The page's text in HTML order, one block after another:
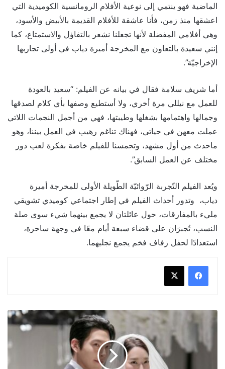
الماضية فهو ينتمي إلى نوعية الأفلام الرومانسية الكوميدية التي
اعشقها منذ زمن، فأنا عاشقة للأفلام القديمة بالأبيض والأسود،
وهي أفلامي المفضلة لأنها تجعلنا نشعر بالتفاؤل والاستمتاع، كما
إنني سعيدة بالتعاون مع المخرجة أميرة دياب في أولى تجاربها
الإخراجيّة”.
أما شريف سلامة فقال في بيانه عن الفيلم: “سعيد بالعودة
للعمل مع نيللي مرة أخري، ولا أستطيع وصفها بأي كلام لصدقها
وجمالها واهتمامها بشغلها وطيبتها، فهي من أجمل النجمات اللاتي
عملت معهن في حياتي، فهناك تناغم رهيب في العمل بيننا، وهو
ماحدث من أول مشهد، وتحمسنا للفيلم خاصة بفكرة لعب دور
مختلف عن العمل السابق”.
ويُعد الفيلم التّجربة الرّوائيّة الطّويلة الأولى للمخرجة أميرة
دياب، وتدور أحداث الفيلم في إطار اجتماعي كوميدي تشويقي
مليء بالمفارقات، حول عائلتان لا يجمع بينهما شيء سوى صلة
النسب، تُجبرَان على قضاء سبعة أيام معًا في وجهة ساحرة،
استعدادًا لحفل زفاف فخم يجمع نجليهما.
بفستان